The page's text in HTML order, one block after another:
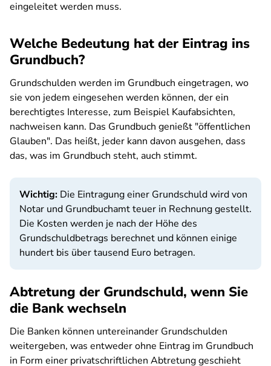
eingeleitet werden muss.
Welche Bedeutung hat der Eintrag ins
Grundbuch?
Grundschulden werden im Grundbuch eingetragen, wo
sie von jedem eingesehen werden können, der ein
berechtigtes Interesse, zum Beispiel Kaufabsichten,
nachweisen kann. Das Grundbuch genießt "öffentlichen
Glauben". Das heißt, jeder kann davon ausgehen, dass
das, was im Grundbuch steht, auch stimmt.
Wichtig: Die Eintragung einer Grundschuld wird von
Notar und Grundbuchamt teuer in Rechnung gestellt.
Die Kosten werden je nach der Höhe des
Grundschuldbetrags berechnet und können einige
hundert bis über tausend Euro betragen.
Abtretung der Grundschuld, wenn Sie
die Bank wechseln
Die Banken können untereinander Grundschulden
weitergeben, was entweder ohne Eintrag im Grundbuch
in Form einer privatschriftlichen Abtretung geschieht